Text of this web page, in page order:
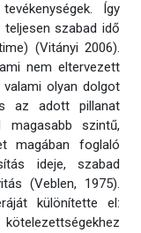
Így
szabad idő
(Vitányi 2006).
nem eltervezett
olyan dolgot
az adott pillanat
szintű,
magában foglaló
ideje, szabad
(Veblen, 1975).
különítette el: